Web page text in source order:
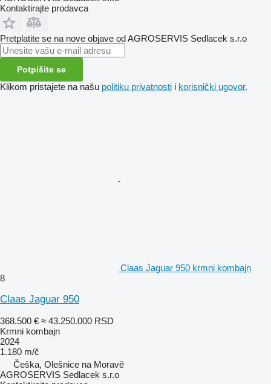
Kontaktirajte prodavca
Pretplatite se na nove objave od AGROSERVIS Sedlacek s.r.o
Potpišite se
Klikom pristajete na našu politiku privatnosti i korisnički ugovor.
Claas Jaguar 950 krmni kombajn
8
Claas Jaguar 950
368.500 € ≈ 43.250.000 RSD
Krmni kombajn
2024
1.180 m/č
Češka, Olešnice na Moravě
AGROSERVIS Sedlacek s.r.o